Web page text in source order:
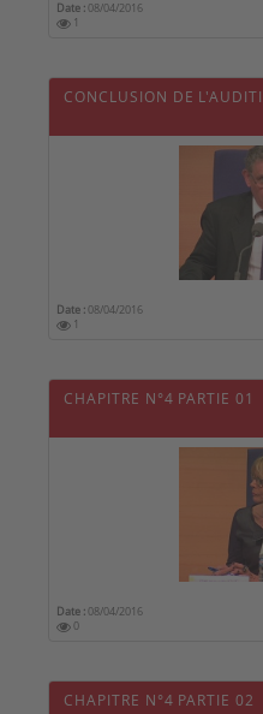
Date :08/04/2016
1
CONCLUSION DE
Date :08/04/2016
1
CHAPITRE N°4 PARTIE 01
Date :08/04/2016
0
CHAPITRE N°4 PARTIE 02